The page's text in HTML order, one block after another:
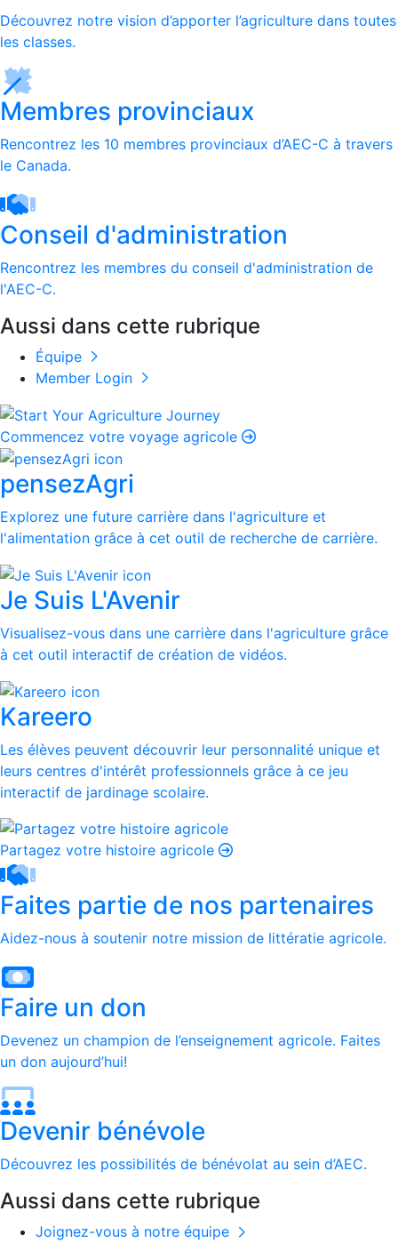
Découvrez notre vision d’apporter l’agriculture dans toutes
les classes.
Membres provinciaux
Rencontrez les 10 membres provinciaux d’AEC-C à travers
le Canada.
Conseil d'administration
Rencontrez les membres du conseil d'administration de
l'AEC-C.
Aussi dans cette rubrique
Équipe
Member Login
Commencez votre voyage agricole
pensezAgri
Explorez une future carrière dans l'agriculture et
l'alimentation grâce à cet outil de recherche de carrière.
Je Suis L'Avenir
Visualisez-vous dans une carrière dans l'agriculture grâce
à cet outil interactif de création de vidéos.
Kareero
Les élèves peuvent découvrir leur personnalité unique et
leurs centres d'intérêt professionnels grâce à ce jeu
interactif de jardinage scolaire.
Partagez votre histoire agricole
Faites partie de nos partenaires
Aidez-nous à soutenir notre mission de littératie agricole.
Faire un don
Devenez un champion de l’enseignement agricole. Faites
un don aujourd’hui!
Devenir bénévole
Découvrez les possibilités de bénévolat au sein d’AEC.
Aussi dans cette rubrique
Joignez-vous à notre équipe